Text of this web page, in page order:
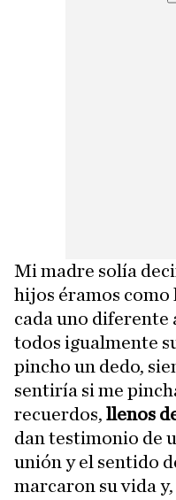
Mi madre solía
hijos éramos como
cada uno
todos igualmente
pincho un dedo,
sentiría si me
recuerdos, llenos
dan testimonio de
unión y el sentido
marcaron su vida